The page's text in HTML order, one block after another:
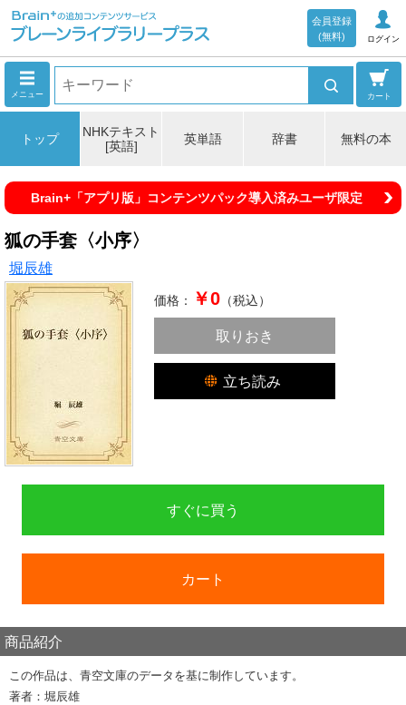
ログイン
会員登録
(無料)
メニュー カート
トップ
NHKテキスト
[英語]
英単語 辞書 無料の本
Brain+「アプリ版」コンテンツパック導入済みユーザ限定
狐の手套〈小序〉
堀辰雄
価格： ￥0 （税込）
取りおき
立ち読み
すぐに買う
カート
商品紹介
この作品は、青空文庫のデータを基に制作しています。
著者：堀辰雄